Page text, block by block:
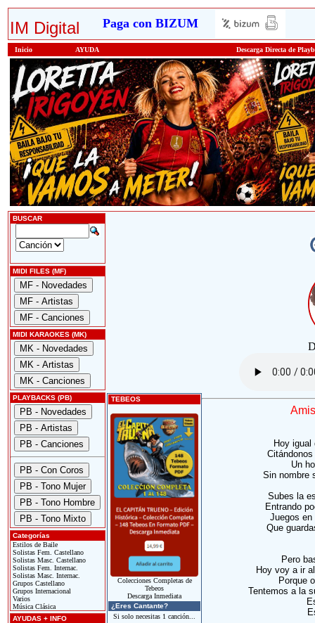
IM Digital Paga con BIZUM
Inicio AYUDA Descarga Directa de
BUSCAR
MIDI FILES (MF)
MIDI KARAOKES (MK)
PLAYBACKS (PB)
Categorías
Estilos de Baile
Solistas Fem. Castellano
Solistas Masc. Castellano
Solistas Fem. Internac.
Solistas Masc. Internac.
Grupos Castellano
Grupos Internacional
Varios
Música Clásica
AYUDAS + INFO
TEBEOS
Colecciones Completas de
Tebeos
Descarga Inmediata
¿Eres Cantante?
Si solo necesitas 1 canción...
Hoy
Un
Sin nombre
Subes la
Entrando
Juegos en
Que
Pero
Hoy voy a ir
Porque
Tentemos a la